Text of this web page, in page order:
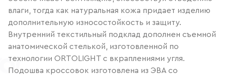
влаги, тогда как натуральная кожа придает изделию
дополнительную износостойкость и защиту.
Внутренний текстильный подклад дополнен съемной
анатомической стелькой, изготовленной по
технологии ORTOLIGHT с вкраплениями угля.
Подошва кроссовок изготовлена из ЭВА со